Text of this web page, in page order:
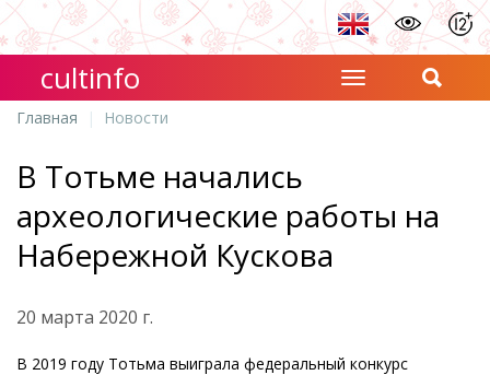
cultinfo
Главная Новости
В Тотьме начались
археологические работы на
Набережной Кускова
20 марта 2020 г.
В 2019 году Тотьма выиграла федеральный конкурс